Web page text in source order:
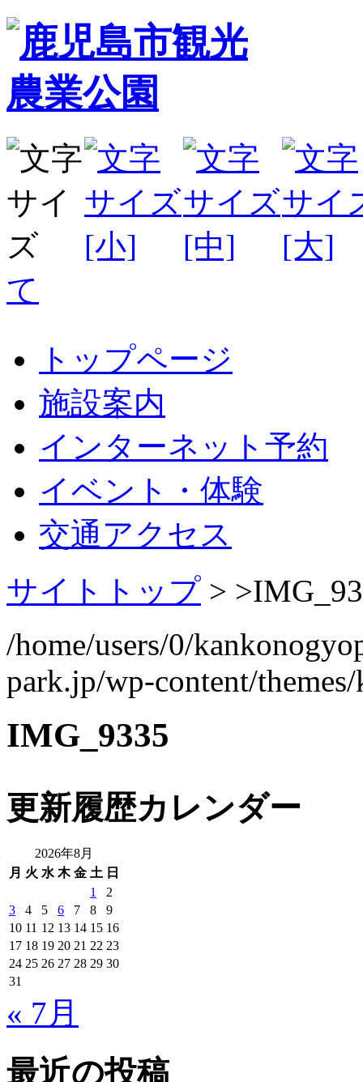
て
トップページ
施設案内
インターネット予約
イベント・体験
交通アクセス
サイトトップ > >
/home/users/0/
park.jp/wp-content/
IMG_9335
更新履歴カレンダー
2026年8月
月 火 水 木 金 土 日
1
2
3
4 5 6 7 8
9
10 11 12 13 14 15 16
17 18 19 20 21 22 23
24 25 26 27 28 29 30
31
« 7月
最近の投稿